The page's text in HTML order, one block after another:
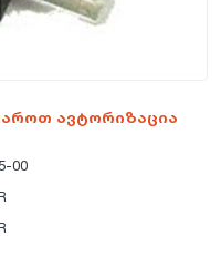
ავტორიზაცია
00